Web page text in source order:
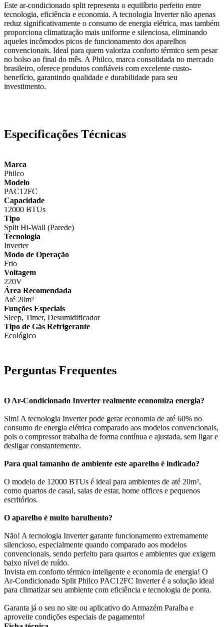
Este ar-condicionado split representa o equilíbrio perfeito entre
tecnologia, eficiência e economia. A tecnologia Inverter não apenas
reduz significativamente o consumo de energia elétrica, mas também
proporciona climatização mais uniforme e silenciosa, eliminando
aqueles incômodos picos de funcionamento dos aparelhos
convencionais. Ideal para quem valoriza conforto térmico sem pesar
no bolso ao final do mês. A Philco, marca consolidada no mercado
brasileiro, oferece produtos confiáveis com excelente custo-
benefício, garantindo qualidade e durabilidade para seu
investimento.
Especificações Técnicas
Marca
Philco
Modelo
PAC12FC
Capacidade
12000 BTUs
Tipo
Split Hi-Wall (Parede)
Tecnologia
Inverter
Modo de Operação
Frio
Voltagem
220V
Área Recomendada
Até 20m²
Funções Especiais
Sleep, Timer, Desumidificador
Tipo de Gás Refrigerante
Ecológico
Perguntas Frequentes
O Ar-Condicionado Inverter realmente economiza energia?
Sim! A tecnologia Inverter pode gerar economia de até 60% no
consumo de energia elétrica comparado aos modelos convencionais,
pois o compressor trabalha de forma contínua e ajustada, sem ligar e
desligar constantemente.
Para qual tamanho de ambiente este aparelho é indicado?
O modelo de 12000 BTUs é ideal para ambientes de até 20m²,
como quartos de casal, salas de estar, home offices e pequenos
escritórios.
O aparelho é muito barulhento?
Não! A tecnologia Inverter garante funcionamento extremamente
silencioso, especialmente quando comparado aos modelos
convencionais, sendo perfeito para quartos e ambientes que exigem
baixo nível de ruído.
Invista em conforto térmico inteligente e economia de energia! O
Ar-Condicionado Split Philco PAC12FC Inverter é a solução ideal
para climatizar seu ambiente com eficiência e tecnologia de ponta.
Garanta já o seu no site ou aplicativo do Armazém Paraíba e
aproveite condições especiais de pagamento!